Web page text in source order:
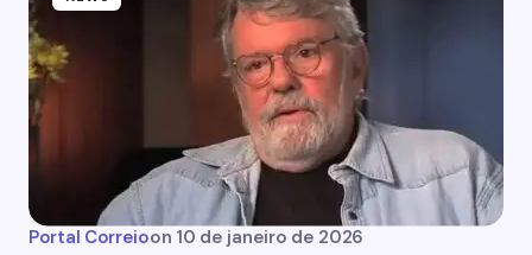
Portal Correioon 10 de janeiro de 2026